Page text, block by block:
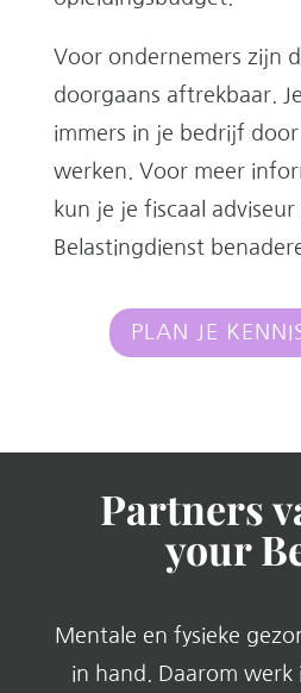
Voor ondernemers zijn
doorgaans aftrekbaar.
immers in je bedrijf
werken. Voor meer
kun je je fiscaal
Belastingdienst
PLAN JE
Partners
your
Mentale en fysieke
in hand. Daarom werk